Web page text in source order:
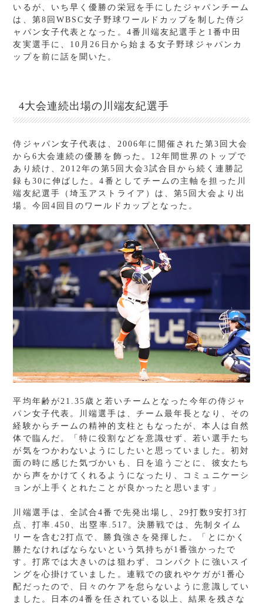
いるが、いち早く優勝の栄冠を手にしたジャパンチーム
は、第8回WBSC女子野球ワールドカップを制した侍ジ
ャパン女子代表となった。4番川端友紀選手と1番中田
友実選手に、10月26日から始まる女子野球ジャパンカ
ップを前に話を聞いた。
4大会連続出場の川端友紀選手
侍ジャパン女子代表は、2006年に開催された第3回大会
から6大会連続の優勝を飾った。12年間世界のトップで
あり続け、2012年の第5回大会3試合目から続く連勝記
録も30に伸ばした。4番としてチームの主軸を担った川
端友紀選手（埼玉アストライア）は、第5回大会より出
場。今回4回目のワールドカップとなった。
平均年齢が21.35歳と若いチームとなった今年の侍ジャ
パン女子代表。川端選手は、チーム最年長となり、その
経験からチームの精神的支柱ともなったが、本人は自然
体で臨んだ。「特に役割などを意識せず、若い選手たち
が気をつかわないようにしたいと思っていました。初対
面の時に感じた気づかいも、日を追うごとに、彼女たち
から声をかけてくれるようになったり、コミュニケーシ
ョンが上手くとれたことが良かったと思います」
川端選手は、全試合4番で先発出場し、29打数9安打3打
点、打率.450、出塁率.517。決勝戦では、先制タイム
リーを含む2打点で、勝負強さを発揮した。「とにかく
勝たなければならないという気持ちが1番強かったで
す。打席では大きいのは狙わず、コンパクトに強いスイ
ングを心掛けていました。連戦での疲れやケガが1番心
配だったので、日々のケアを怠らないように意識してい
ました。日本の4番を任されている以上、結果を残さな